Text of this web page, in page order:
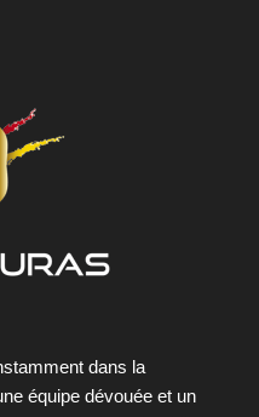
dans la
équipe dévouée et un